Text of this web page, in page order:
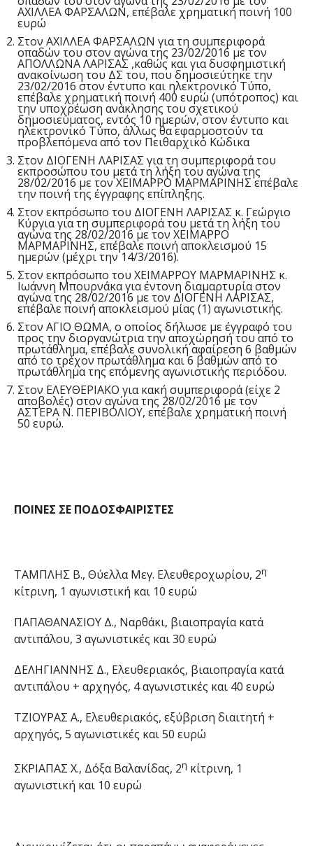
ΑΧΙΛΛΕΑ ΦΑΡΣΑΛΩΝ, επέβαλε χρηματική ποινή 100
ευρώ
Στον ΑΧΙΛΛΕΑ ΦΑΡΣΑΛΩΝ για τη συμπεριφορά
οπαδών του στον αγώνα της 23/02/2016 με τον
ΑΠΟΛΛΩΝΑ ΛΑΡΙΣΑΣ ,καθώς και για δυσφημιστική
ανακοίνωση του ΔΣ του, που δημοσιεύτηκε την
23/02/2016 στον έντυπο και ηλεκτρονικό Τύπο,
επέβαλε χρηματική ποινή 400 ευρώ (υπότροπος) και
την υποχρέωση ανάκλησης του σχετικού
δημοσιεύματος, εντός 10 ημερών, στον έντυπο και
ηλεκτρονικό Τύπο, άλλως θα εφαρμοστούν τα
προβλεπόμενα από τον Πειθαρχικό Κώδικα
Στον ΔΙΟΓΕΝΗ ΛΑΡΙΣΑΣ για τη συμπεριφορά του
εκπροσώπου του μετά τη λήξη του αγώνα της
28/02/2016 με τον ΧΕΙΜΑΡΡΟ ΜΑΡΜΑΡΙΝΗΣ επέβαλε
την ποινή της έγγραφης επίπληξης.
Στον εκπρόσωπο του ΔΙΟΓΕΝΗ ΛΑΡΙΣΑΣ κ. Γεώργιο
Κύργια για τη συμπεριφορά του μετά τη λήξη του
αγώνα της 28/02/2016 με τον ΧΕΙΜΑΡΡΟ
ΜΑΡΜΑΡΙΝΗΣ, επέβαλε ποινή αποκλεισμού 15
ημερών (μέχρι την 14/3/2016).
Στον εκπρόσωπο του ΧΕΙΜΑΡΡΟΥ ΜΑΡΜΑΡΙΝΗΣ κ.
Ιωάννη Μπουρνάκα για έντονη διαμαρτυρία στον
αγώνα της 28/02/2016 με τον ΔΙΟΓΕΝΗ ΛΑΡΙΣΑΣ,
επέβαλε ποινή αποκλεισμού μίας (1) αγωνιστικής.
Στον ΑΓΙΟ ΘΩΜΑ, ο οποίος δήλωσε με έγγραφό του
προς την διοργανώτρια την αποχώρησή του από το
πρωτάθλημα, επέβαλε συνολική αφαίρεση 6 βαθμών
από το τρέχον πρωτάθλημα και 6 βαθμών από το
πρωτάθλημα της επόμενης αγωνιστικής περιόδου.
Στον ΕΛΕΥΘΕΡΙΑΚΟ για κακή συμπεριφορά (είχε 2
αποβολές) στον αγώνα της 28/02/2016 με τον
ΑΣΤΕΡΑ Ν. ΠΕΡΙΒΟΛΙΟΥ, επέβαλε χρηματική ποινή
50 ευρώ.
ΠΟΙΝΕΣ ΣΕ ΠΟΔΟΣΦΑΙΡΙΣΤΕΣ
ΤΑΜΠΛΗΣ Β., Θύελλα Μεγ. Ελευθεροχωρίου, 2η
κίτρινη, 1 αγωνιστική και 10 ευρώ
ΠΑΠΑΘΑΝΑΣΙΟΥ Δ., Ναρθάκι, βιαιοπραγία κατά
αντιπάλου, 3 αγωνιστικές και 30 ευρώ
ΔΕΛΗΓΙΑΝΝΗΣ Δ., Ελευθεριακός, βιαιοπραγία κατά
αντιπάλου + αρχηγός, 4 αγωνιστικές και 40 ευρώ
ΤΖΙΟΥΡΑΣ Α., Ελευθεριακός, εξύβριση διαιτητή +
αρχηγός, 5 αγωνιστικές και 50 ευρώ
ΣΚΡΙΑΠΑΣ Χ., Δόξα Βαλανίδας, 2η κίτρινη, 1
αγωνιστική και 10 ευρώ